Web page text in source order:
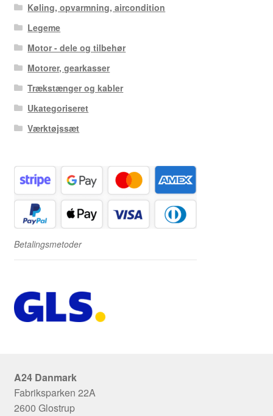
Køling, opvarmning, aircondition
Legeme
Motor - dele og tilbehør
Motorer, gearkasser
Trækstænger og kabler
Ukategoriseret
Værktøjssæt
Betalingsmetoder
A24 Danmark
Fabriksparken 22A
2600 Glostrup